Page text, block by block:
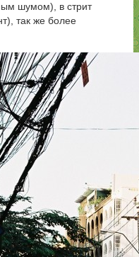
шумом), в стрит
так же более